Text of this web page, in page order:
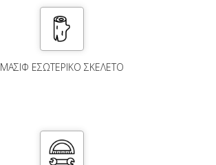
ΜΑΣΙΦ ΕΣΩΤΕΡΙΚΟ ΣΚΕΛΕΤΟ